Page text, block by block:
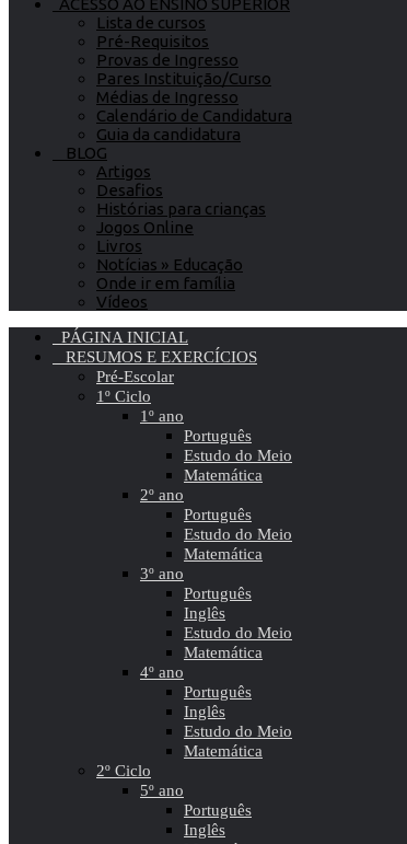
ACESSO AO ENSINO SUPERIOR
Lista de cursos
Pré-Requisitos
Provas de Ingresso
Pares Instituição/Curso
Médias de Ingresso
Calendário de Candidatura
Guia da candidatura
BLOG
Artigos
Desafios
Histórias para crianças
Jogos Online
Livros
Notícias » Educação
Onde ir em família
Vídeos
PÁGINA INICIAL
RESUMOS E EXERCÍCIOS
Pré-Escolar
1º Ciclo
1º ano
Português
Estudo do Meio
Matemática
2º ano
Português
Estudo do Meio
Matemática
3º ano
Português
Inglês
Estudo do Meio
Matemática
4º ano
Português
Inglês
Estudo do Meio
Matemática
2º Ciclo
5º ano
Português
Inglês